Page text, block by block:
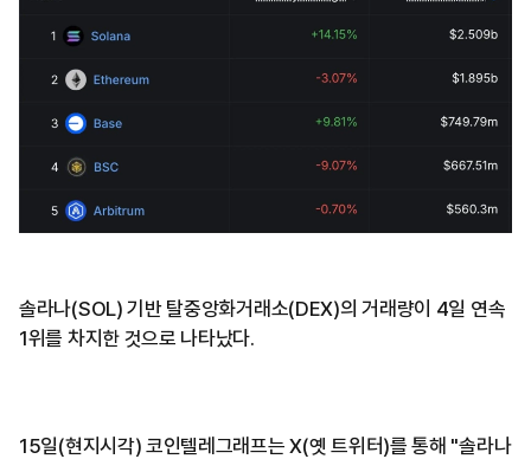
솔라나(SOL) 기반 탈중앙화거래소(DEX)의 거래량이 4일 연속
1위를 차지한 것으로 나타났다.
15일(현지시각) 코인텔레그래프는 X(옛 트위터)를 통해 "솔라나